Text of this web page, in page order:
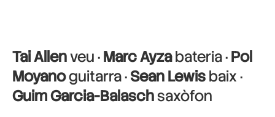
Tai Allenveu ·Marc Ayzabateria ·Pol
Moyanoguitarra ·Sean Lewisbaix ·
Guim Garcia-Balaschsaxòfon